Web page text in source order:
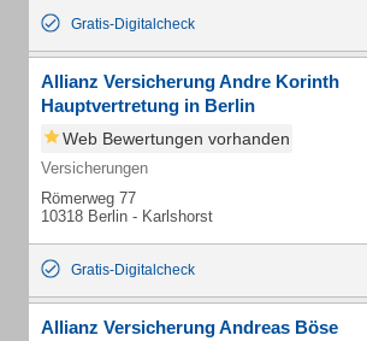
Gratis-Digitalcheck
Allianz Versicherung Andre Korinth
Hauptvertretung in Berlin
Web Bewertungen vorhanden
Versicherungen
Römerweg 77
10318 Berlin - Karlshorst
Gratis-Digitalcheck
Allianz Versicherung Andreas Böse